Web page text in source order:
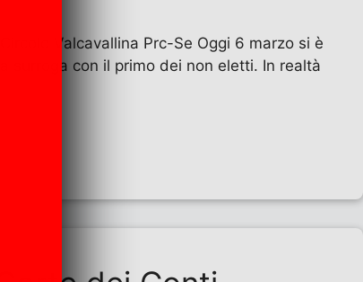
Valcavallina Prc-Se Oggi 6 marzo si è
surroga con il primo dei non eletti. In realtà